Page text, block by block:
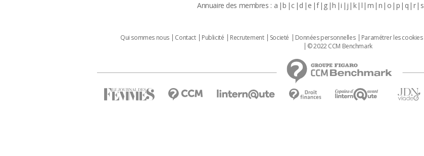
Annuaire des membres : a b c d e f g h i j k l m n o p q r s
Qui sommes nous Contact Publicité Recrutement Societé Données personnelles Paramétrer les cookies
© 2022 CCM Benchmark